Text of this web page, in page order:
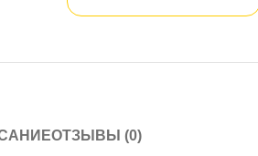
ОТЗЫВЫ (0)